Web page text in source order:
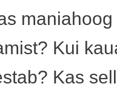
Kui
Kas